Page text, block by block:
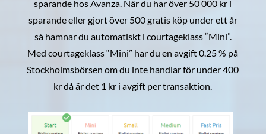
sparande hos Avanza. När du har över 50 000 kr i
sparande eller gjort över 500 gratis köp under ett år
så hamnar du automatiskt i courtageklass “Mini”.
Med courtageklass “Mini” har du en avgift 0.25 % på
Stockholmsbörsen om du inte handlar för under 400
kr då är det 1 kr i avgift per transaktion.